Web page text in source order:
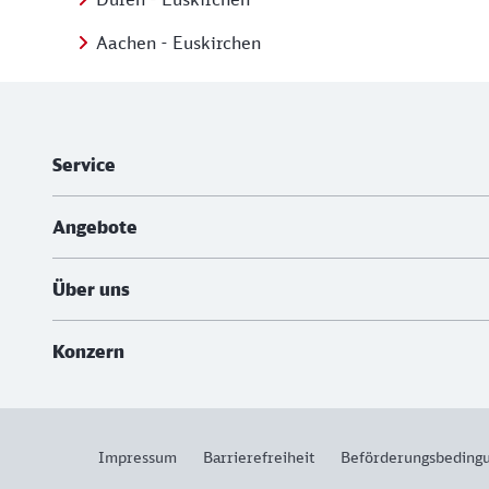
Aachen - Euskirchen
Service
Angebote
Über uns
Konzern
Impressum Barrierefreiheit